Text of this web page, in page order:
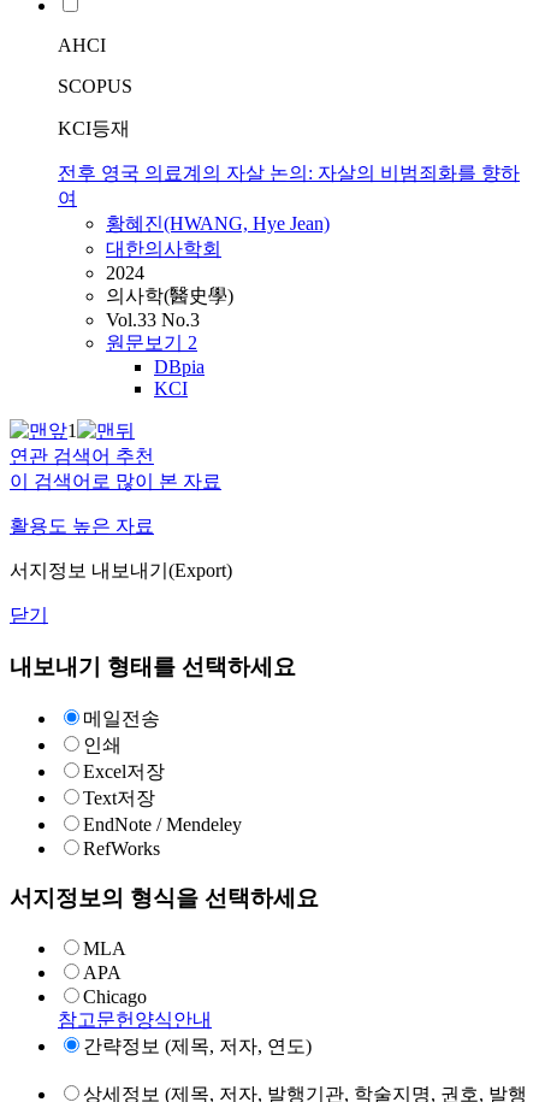
AHCI
SCOPUS
KCI등재
전후 영국 의료계의 자살 논의: 자살의 비범죄화를 향하
여
황혜진(HWANG, Hye Jean)
대한의사학회
2024
의사학(醫史學)
Vol.33 No.3
원문보기 2
DBpia
KCI
1
연관 검색어 추천
이 검색어로 많이 본 자료
활용도 높은 자료
서지정보 내보내기(Export)
닫기
내보내기 형태를 선택하세요
메일전송
인쇄
Excel저장
Text저장
EndNote / Mendeley
RefWorks
서지정보의 형식을 선택하세요
MLA
APA
Chicago
참고문헌양식안내
간략정보 (제목, 저자, 연도)
상세정보 (제목, 저자, 발행기관, 학술지명, 권호, 발행